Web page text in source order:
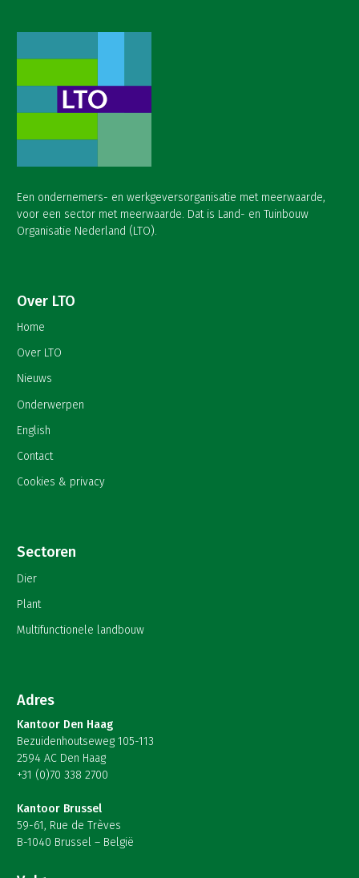
Een ondernemers- en werkgeversorganisatie met meerwaarde,
voor een sector met meerwaarde. Dat is Land- en Tuinbouw
Organisatie Nederland (LTO).
Over LTO
Home
Over LTO
Nieuws
Onderwerpen
English
Contact
Cookies & privacy
Sectoren
Dier
Plant
Multifunctionele landbouw
Adres
Kantoor Den Haag
Bezuidenhoutseweg 105-113
2594 AC Den Haag
+31 (0)70 338 2700
Kantoor Brussel
59-61, Rue de Trèves
B-1040 Brussel – België